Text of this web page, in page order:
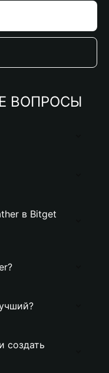
ВОПРОСЫ
в Bitget
создать